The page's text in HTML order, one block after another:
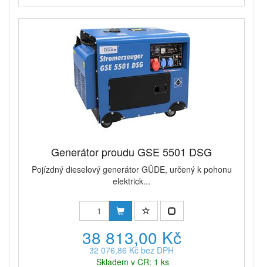
Generátor proudu GSE 5501 DSG
Pojízdný dieselový generátor GÜDE, určený k pohonu
elektrick...
38 813,00 Kč
32 076,86 Kč bez DPH
Skladem v ČR: 1 ks